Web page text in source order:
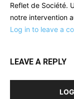
Reflet de Société.
notre intervention
Log in to leave a
LEAVE A REPLY